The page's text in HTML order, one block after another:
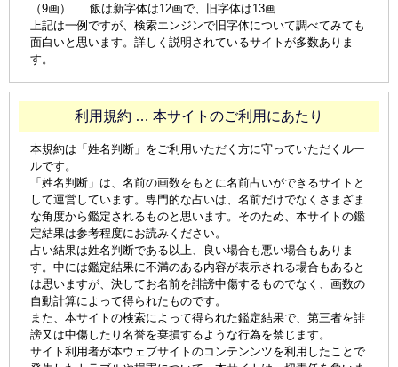
（9画） … 飯は新字体は12画で、旧字体は13画
上記は一例ですが、検索エンジンで旧字体について調べてみても
面白いと思います。詳しく説明されているサイトが多数ありま
す。
利用規約 … 本サイトのご利用にあたり
本規約は「姓名判断」をご利用いただく方に守っていただくルー
ルです。
「姓名判断」は、名前の画数をもとに名前占いができるサイトと
して運営しています。専門的な占いは、名前だけでなくさまざま
な角度から鑑定されるものと思います。そのため、本サイトの鑑
定結果は参考程度にお読みください。
占い結果は姓名判断である以上、良い場合も悪い場合もありま
す。中には鑑定結果に不満のある内容が表示される場合もあると
は思いますが、決してお名前を誹謗中傷するものでなく、画数の
自動計算によって得られたものです。
また、本サイトの検索によって得られた鑑定結果で、第三者を誹
謗又は中傷したり名誉を棄損するような行為を禁じます。
サイト利用者が本ウェブサイトのコンテンンツを利用したことで